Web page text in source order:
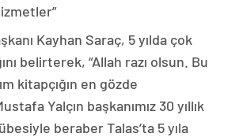
Kayhan Saraç, 5 yılda çok
belirterek, “Allah razı olsun. Bu
kitapçığın en gözde
Yalçın başkanımız 30 yıllık
beraber Talas’ta 5 yıla